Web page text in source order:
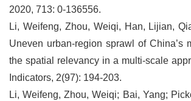
2020, 713: 0-136556.
Li, Weifeng, Zhou, Weiqi, Han, Lijian,
Uneven urban-region sprawl of China’s
the spatial relevancy in a multi-scale
Indicators, 2(97): 194-203.
Li, Weifeng, Zhou, Weiqi; Bai, Yang;